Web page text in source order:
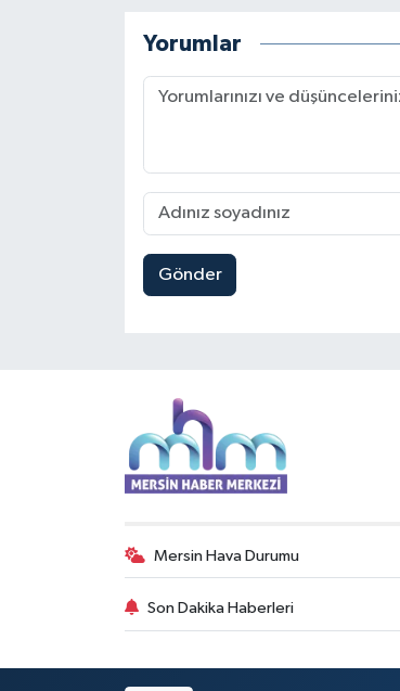
Yorumlar
Gönder
Mersin Hava Durumu
Son Dakika Haberleri